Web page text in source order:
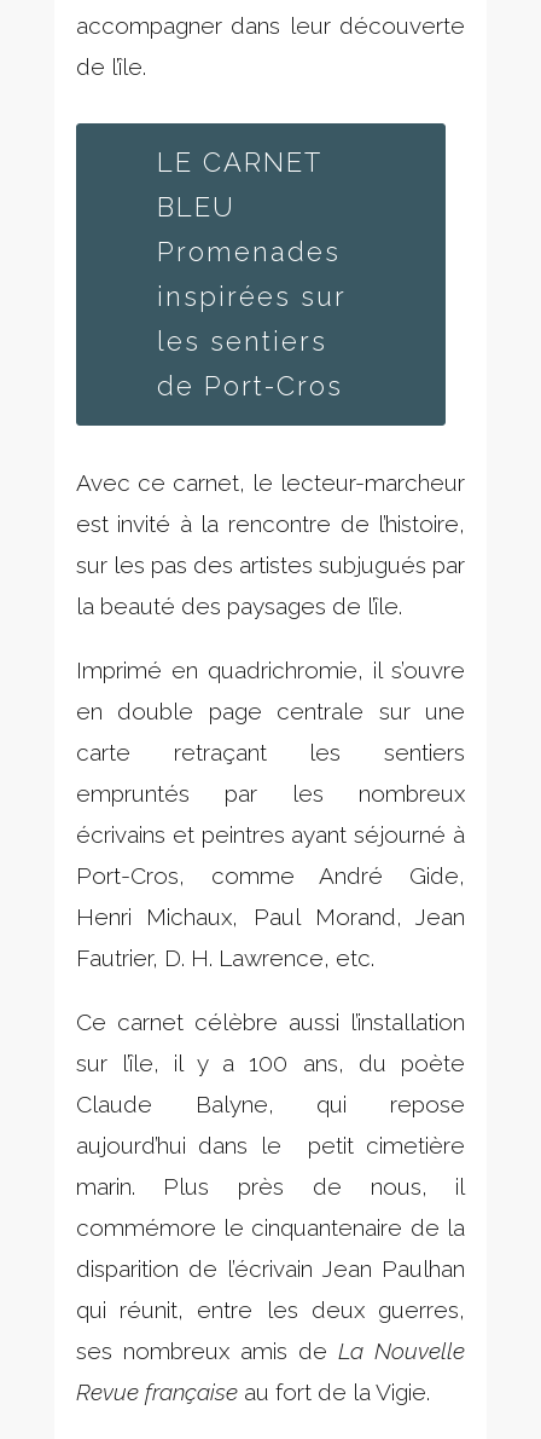
accompagner dans leur découverte
de l’île.
LE CARNET
BLEU
Promenades
inspirées sur
les sentiers
de Port-Cros
Avec ce carnet, le lecteur-marcheur
est invité à la rencontre de l’histoire,
sur les pas des artistes subjugués par
la beauté des paysages de l’île.
Imprimé en quadrichromie, il s’ouvre
en double page centrale sur une
carte retraçant les sentiers
empruntés par les nombreux
écrivains et peintres ayant séjourné à
Port-Cros, comme André Gide,
Henri Michaux, Paul Morand, Jean
Fautrier, D. H. Lawrence, etc.
Ce carnet célèbre aussi l’installation
sur l’île, il y a 100 ans, du poète
Claude Balyne, qui repose
aujourd’hui dans le petit cimetière
marin. Plus près de nous, il
commémore le cinquantenaire de la
disparition de l’écrivain Jean Paulhan
qui réunit, entre les deux guerres,
ses nombreux amis deLa Nouvelle
Revue françaiseau fort de la Vigie.